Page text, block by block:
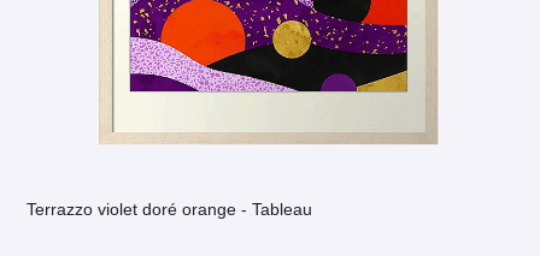
Terrazzo violet doré orange - Tableau